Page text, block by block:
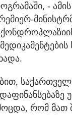
- ამის
რომ მათ